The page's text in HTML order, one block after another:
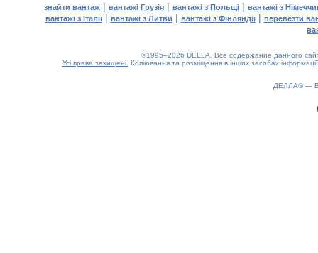
знайти вантаж | вантажі Грузія | вантажі з Польщі | вантажі з
вантажі з Італії| вантажі з Литви | вантажі з Фінляндії| перевезти
©1995–2026 DELLA. Все содержание данного
Усі права захищені. Копіювання та розміщення в інших засобах
ДЕЛЛА® —